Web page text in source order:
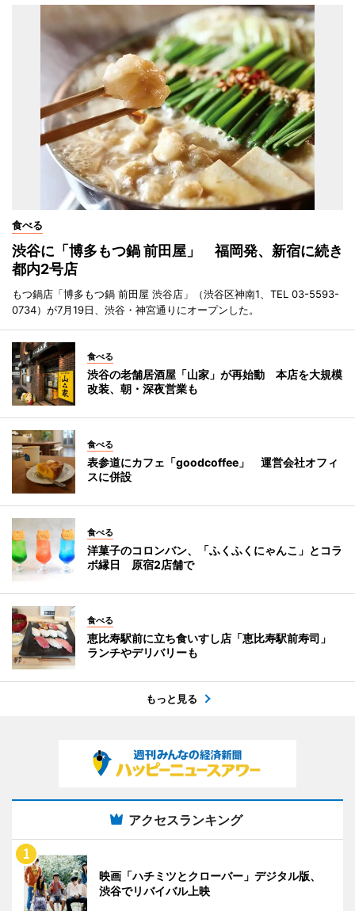
食べる
渋谷に「博多もつ鍋 前田屋」 福岡発、新宿に続き
都内2号店
もつ鍋店「博多もつ鍋 前田屋 渋谷店」（渋谷区神南1、TEL 03-5593-
0734）が7月19日、渋谷・神宮通りにオープンした。
食べる
渋谷の老舗居酒屋「山家」が再始動 本店を大規模
改装、朝・深夜営業も
食べる
表参道にカフェ「goodcoffee」 運営会社オフィ
スに併設
食べる
洋菓子のコロンバン、「ふくふくにゃんこ」とコラ
ボ縁日 原宿2店舗で
食べる
恵比寿駅前に立ち食いすし店「恵比寿駅前寿司」
ランチやデリバリーも
もっと見る
アクセスランキング
映画「ハチミツとクローバー」デジタル版、
渋谷でリバイバル上映